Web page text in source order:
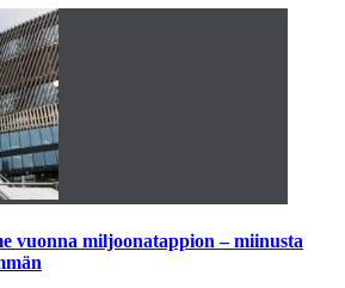
vuonna miljoonatappion – miinusta